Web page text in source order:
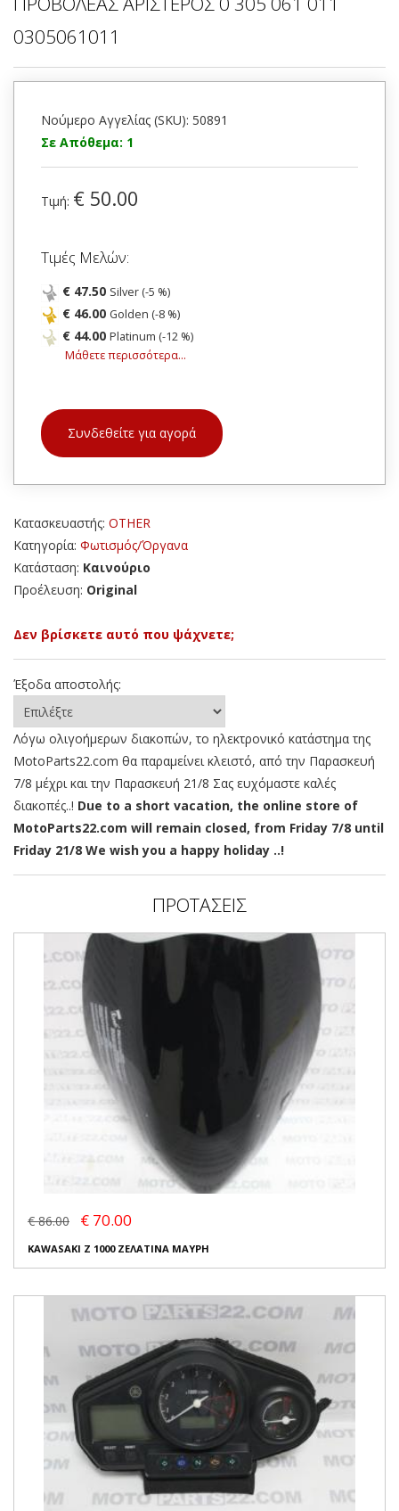
0305061011
Νούμερο Αγγελίας (SKU): 50891
Σε Απόθεμα: 1
Τιμή: € 50.00
Τιμές Μελών:
€ 47.50 Silver (-5 %)
€ 46.00 Golden (-8 %)
€ 44.00 Platinum (-12 %)
Μάθετε περισσότερα...
Συνδεθείτε για αγορά
Κατασκευαστής: OTHER
Κατηγορία: Φωτισμός/Όργανα
Κατάσταση: Καινούριο
Προέλευση: Original
Δεν βρίσκετε αυτό που ψάχνετε;
Έξοδα αποστολής:
Λόγω ολιγοήμερων διακοπών, το ηλεκτρονικό κατάστημα της
MotoParts22.com θα παραμείνει κλειστό, από την Παρασκευή
7/8 μέχρι και την Παρασκευή 21/8 Σας ευχόμαστε καλές
διακοπές..! Due to a short vacation, the online store of
MotoParts22.com will remain closed, from Friday 7/8 until
Friday 21/8 We wish you a happy holiday ..!
ΠΡΟΤΑΣΕΙΣ
€ 86.00 € 70.00
KAWASAKI Z 1000 ΖΕΛΑΤΙΝΑ ΜΑΥΡΗ